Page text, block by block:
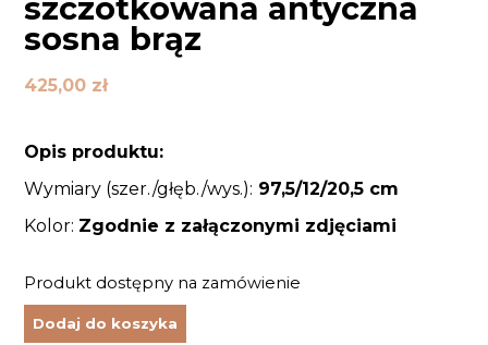
szczotkowana antyczna
sosna brąz
425,00 zł
Opis produktu:
Wymiary (szer./głęb./wys.): 97,5/12/20,5 cm
Kolor: Zgodnie z załączonymi zdjęciami
Produkt dostępny na zamówienie
Dodaj do koszyka